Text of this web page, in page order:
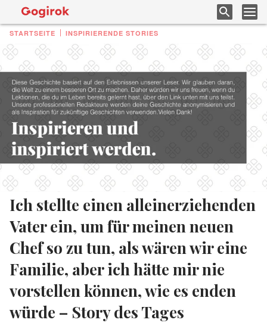
STARTSEITE INSPIRIERENDE STORIES
Ich stellte einen alleinerziehenden
Vater ein, um für meinen neuen
Chef so zu tun, als wären wir eine
Familie, aber ich hätte mir nie
vorstellen können, wie es enden
würde – Story des Tages